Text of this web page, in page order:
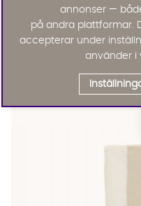
SERVETT Rutig Rosa/Röd
SERVETT Rutig Rosa/Röd
SERVETT Rutig Rosa/Röd
annonser —
på andra plattformar.
accepterar under
använder i